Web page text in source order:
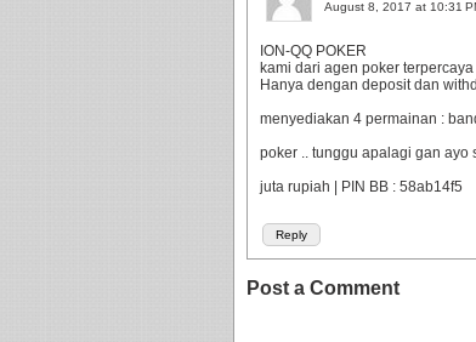
August 8, 2017 at 10:31
Reply
ION-QQ POKER
kami dari agen poker
Hanya dengan deposit dan
menyediakan 4 permainan :
poker .. tunggu apalagi gan ayo
juta rupiah | PIN BB : 58ab14f5
Post a Comment